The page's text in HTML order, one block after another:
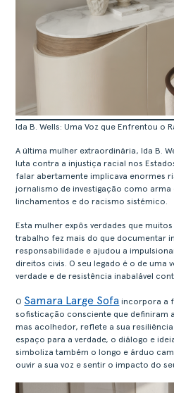
Ida B. Wells: Uma Voz que Enfrentou o
A última mulher extraordinária, Ida B.
luta contra a injustiça racial nos
falar abertamente implicava enormes
jornalismo de investigação como
linchamentos e do racismo sistémico.
Esta mulher expôs verdades que
trabalho fez mais do que documentar
responsabilidade e ajudou a
direitos civis. O seu legado é o de uma
verdade e de resistência inabalável
O Samara Large Sofa incorpora a
sofisticação consciente que definiram
mas acolhedor, reflete a sua
espaço para a verdade, o diálogo e
simboliza também o longo e árduo
ouvir a sua voz e sentir o impacto do